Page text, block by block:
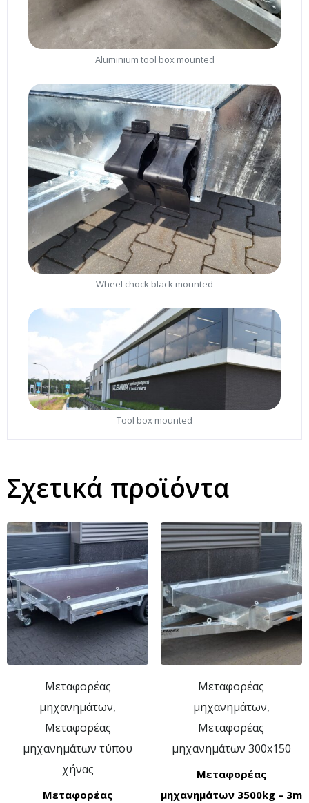
Aluminium tool box mounted
Wheel chock black mounted
Tool box mounted
Σχετικά προϊόντα
Μεταφορέας
μηχανημάτων,
Μεταφορέας
μηχανημάτων τύπου
χήνας
Μεταφορέας
Μεταφορέας
μηχανημάτων,
Μεταφορέας
μηχανημάτων 300x150
Μεταφορέας
μηχανημάτων 3500kg – 3m